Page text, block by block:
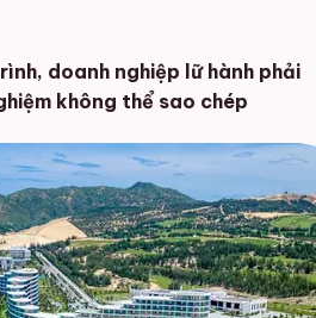
doanh nghiệp lữ hành phải
không thể sao chép